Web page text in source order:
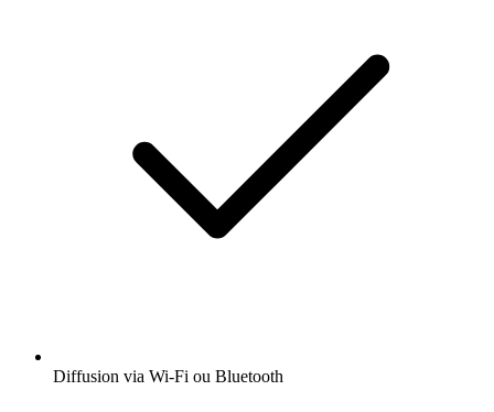
Diffusion via Wi-Fi ou Bluetooth